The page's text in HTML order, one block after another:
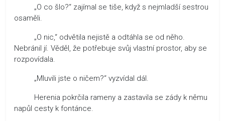
„O co šlo?“ zajímal se tiše, když s nejmladší sestrou
osaměli.
„O nic,“ odvětila nejistě a odtáhla se od něho.
Nebránil jí. Věděl, že potřebuje svůj vlastní prostor, aby se
rozpovídala.
„Mluvili jste o ničem?“ vyzvídal dál.
Herenia pokrčila rameny a zastavila se zády k němu
napůl cesty k fontánce.